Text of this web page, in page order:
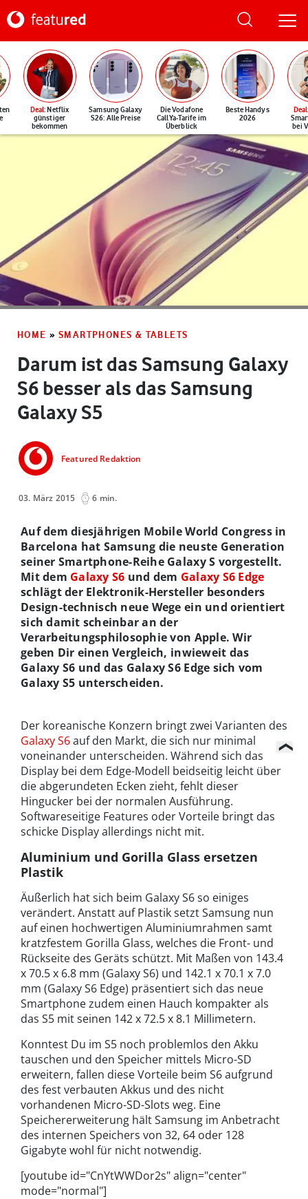
Deal: Netflix
günstiger
bekommen
Samsung Galaxy
S26: Alle Preise
Die Vodafone
CallYa-Tarife im
Überblick
Beste Handys
2026
Deal
bei
HOME » SMARTPHONES & TABLETS
Darum ist das Samsung Galaxy
S6 besser als das Samsung
Galaxy S5
Featured Redaktion
03. März 2015 6 min.
Auf dem diesjährigen Mobile World Congress in
Barcelona hat Samsung die neuste Generation
seiner Smartphone-Reihe Galaxy S vorgestellt.
Mit dem Galaxy S6 und dem Galaxy S6 Edge
schlägt der Elektronik-Hersteller besonders
Design-technisch neue Wege ein und orientiert
sich damit scheinbar an der
Verarbeitungsphilosophie von Apple. Wir
geben Dir einen Vergleich, inwieweit das
Galaxy S6 und das Galaxy S6 Edge sich vom
Galaxy S5 unterscheiden.
Der koreanische Konzern bringt zwei Varianten des
Galaxy S6auf den Markt, die sich nur minimal
voneinander unterscheiden. Während sich das
Display bei dem Edge-Modell beidseitig leicht über
die abgerundeten Ecken zieht, fehlt dieser
Hingucker bei der normalen Ausführung.
Softwareseitige Features oder Vorteile bringt das
schicke Display allerdings nicht mit.
Aluminium und Gorilla Glass ersetzen
Plastik
Äußerlich hat sich beim Galaxy S6 so einiges
verändert. Anstatt auf Plastik setzt Samsung nun
auf einen hochwertigen Aluminiumrahmen samt
kratzfestem Gorilla Glass, welches die Front- und
Rückseite des Geräts schützt. Mit Maßen von 143.4
x 70.5 x 6.8 mm (Galaxy S6) und 142.1 x 70.1 x 7.0
mm (Galaxy S6 Edge) präsentiert sich das neue
Smartphone zudem einen Hauch kompakter als
das S5 mit seinen 142 x 72.5 x 8.1 Millimetern.
Konntest Du im S5 noch problemlos den Akku
tauschen und den Speicher mittels Micro-SD
erweitern, fallen diese Vorteile beim S6 aufgrund
des fest verbauten Akkus und des nicht
vorhandenen Micro-SD-Slots weg. Eine
Speichererweiterung hält Samsung im Anbetracht
des internen Speichers von 32, 64 oder 128
Gigabyte wohl für nicht notwendig.
[youtube id="CnYtWWDor2s" align="center"
mode="normal"]